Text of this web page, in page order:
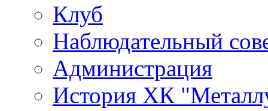
Клуб
Наблюдательный
Администрация
История ХК